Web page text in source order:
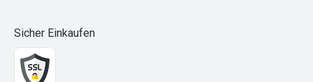
Sicher Einkaufen